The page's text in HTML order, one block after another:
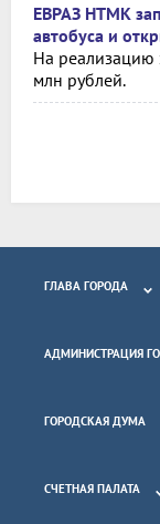
ЕВРАЗ НТМК
автобуса и
На реализацию
млн рублей.
ГЛАВА ГОРОДА
АДМИНИСТРАЦИЯ
ГОРОДСКАЯ ДУМА
СЧЕТНАЯ ПАЛАТА